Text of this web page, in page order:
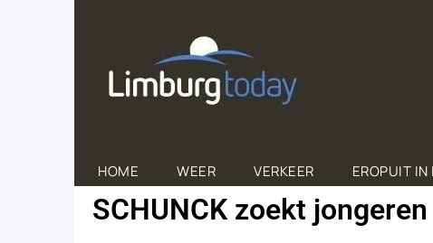
HOME WEER VERKEER EROPUIT IN
SCHUNCK zoekt